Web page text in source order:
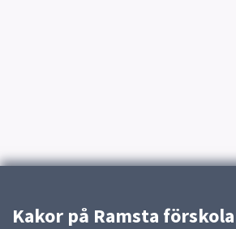
Kakor på Ramsta förskola